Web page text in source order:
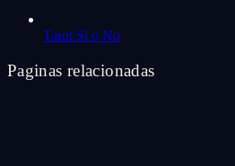
Tarot Sí o No
Paginas relacionadas